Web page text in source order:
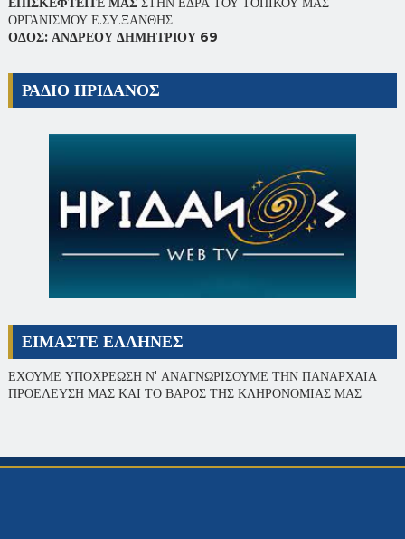
ΟΡΓΑΝΙΣΜΟΥ Ε.ΣΥ.ΞΑΝΘΗΣ
ΟΔΟΣ: ΑΝΔΡΕΟΥ ΔΗΜΗΤΡΙΟΥ 69
ΡΑΔΙΟ ΗΡΙΔΑΝΟΣ
ΕΙΜΑΣΤΕ ΕΛΛΗΝΕΣ
ΕΧΟΥΜΕ ΥΠΟΧΡΕΩΣΗ Ν' ΑΝΑΓΝΩΡΙΣΟΥΜΕ ΤΗΝ ΠΑΝΑΡΧΑΙΑ
ΠΡΟΕΛΕΥΣΗ ΜΑΣ ΚΑΙ ΤΟ ΒΑΡΟΣ ΤΗΣ ΚΛΗΡΟΝΟΜΙΑΣ ΜΑΣ.